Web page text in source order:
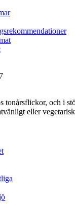
tonårsflickor, och i
eller